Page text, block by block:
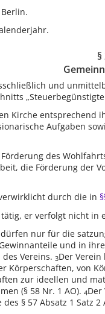
§
und
Kirche
Aufgaben
des
die Förderung der
durch die in
er verfolgt nicht in
nur für die
und in
des Vereins.3Der
Körperschaften, von
zur ideellen und
(§ 58 Nr. 1 AO).4Der
§ 57 Absatz 1 Satz 2